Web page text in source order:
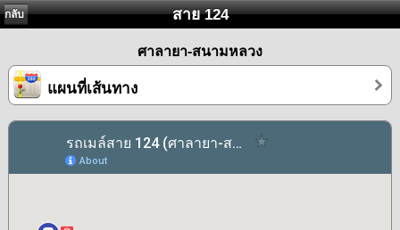
กลับ สาย 124
ศาลายา-สนามหลวง
แผนที่เส้นทาง